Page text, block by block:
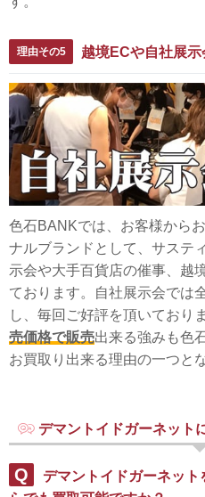
理由その5 越境ECや自社展
色石BANKでは、お客様から
ナルブランドとして、サステ
示会や大手百貨店の催事、越
ております。自社展示会では
し、毎回ご好評を頂いており
売価格で販売出来る強みも色
お買取り出来る理由の一つと
デマントイドガーネット
Q
デマントイドガーネッ